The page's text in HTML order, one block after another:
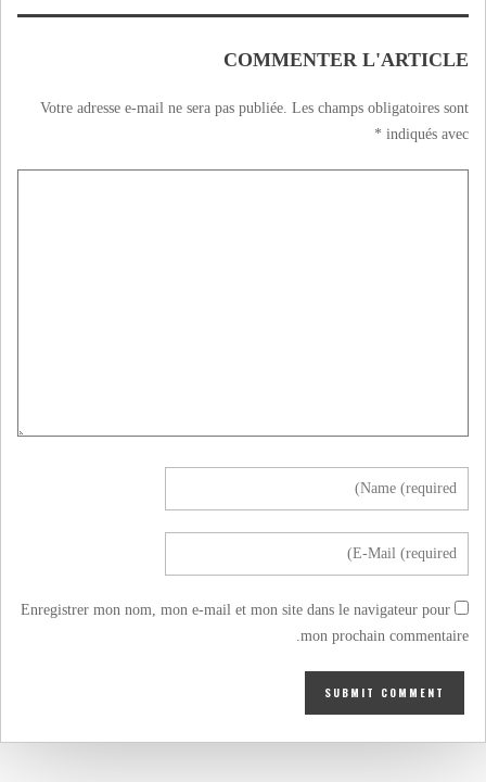
COMMENTER L'ARTICLE
Votre adresse e-mail ne sera pas publiée. Les champs obligatoires sont
indiqués avec
*
Enregistrer mon nom, mon e-mail et mon site dans le navigateur pour
mon prochain commentaire.